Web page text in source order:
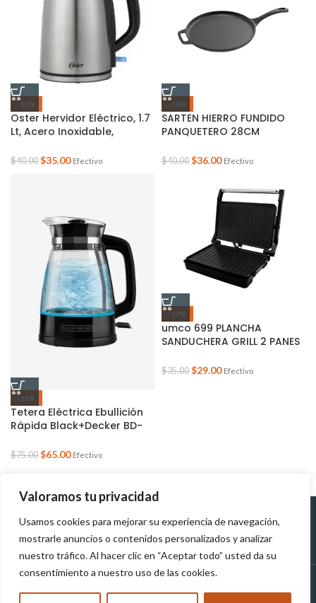
Valoramos tu privacidad
Usamos cookies para mejorar su experiencia de navegación,
mostrarle anuncios o contenidos personalizados y analizar
nuestro tráfico. Al hacer clic en “Aceptar todo” usted da su
consentimiento a nuestro uso de las cookies.
-13%
Oster Hervidor Eléctrico, 1.7
Lt, Acero Inoxidable,
$40.00 $35.00 Efectivo
-10%
SARTEN HIERRO FUNDIDO
PANQUETERO 28CM
$40.00 $36.00 Efectivo
-13%
Tetera Eléctrica Ebullición
Rápida Black+Decker BD-
$75.00 $65.00 Efectivo
-17%
umco 699 PLANCHA
SANDUCHERA GRILL 2 PANES
$35.00 $29.00 Efectivo
Políticas de
Devolución
Políticas de tratamiento de
datos personales